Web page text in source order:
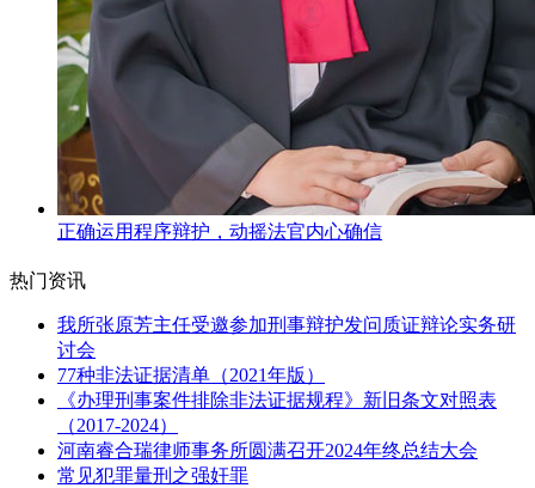
正确运用程序辩护，动摇法官内心确信
热门资讯
我所张原芳主任受邀参加刑事辩护发问质证辩论实务研
讨会
77种非法证据清单（2021年版）
《办理刑事案件排除非法证据规程》新旧条文对照表
（2017-2024）
河南睿合瑞律师事务所圆满召开2024年终总结大会
常见犯罪量刑之强奸罪